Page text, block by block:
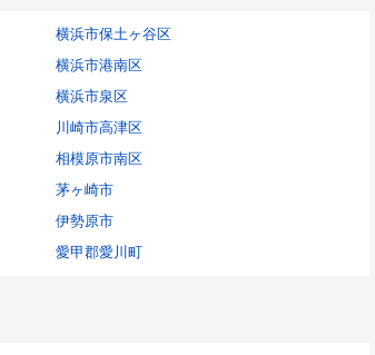
横浜市保土ヶ谷区
横浜市港南区
横浜市泉区
川崎市高津区
相模原市南区
茅ヶ崎市
伊勢原市
愛甲郡愛川町